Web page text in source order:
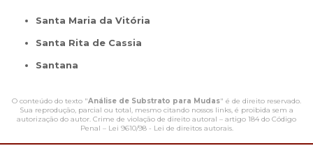
Santa Maria da Vitória
Santa Rita de Cassia
Santana
O conteúdo do texto "Análise de Substrato para Mudas" é de direito reservado.
Sua reprodução, parcial ou total, mesmo citando nossos links, é proibida sem a
autorização do autor. Crime de violação de direito autoral – artigo 184 do Código
Penal – Lei 9610/98 - Lei de direitos autorais.